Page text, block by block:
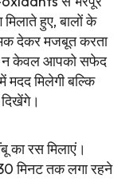
हुए, बालों के
देकर मजबूत करता
न केवल आपको सफेद
मदद मिलेगी बल्कि
का रस मिलाएं।
मिनट तक लगा रहने